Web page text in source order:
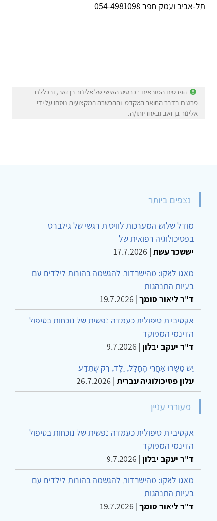
תל-אביב ועמק חפר 054-4981098
הפרטים המובאים בכרטיס האישי של אלינור בן זאב, ובכללם
פרטים בדבר התואר האקדמי וההכשרה המקצועית נוסחו על ידי
אלינור בן זאב ובאחריותו/ה.
נצפים ביותר
מודל שלוש המערכות לוויסות רגשי של גילברט
בפסיכולוגיה רפואית של
יששכר עשת |
17.7.2026
מאגו לאקו: מהישרדות להגשמה בהורות לילדים עם
בעיות התנהגות
ד"ר ליאור סומך |
19.7.2026
אקטיביות טיפולית כעמדה נפשית של נוכחות בטיפול
הדינמי הממוקד
ד"ר יעקב יבלון |
9.7.2026
יֵשׁ מַשֶּׁהוּ אַחֲרֵי הֶחָלָל, יֶלֶד, רַק שֶׁתֵּדַע
עלון פסיכולוגיה עברית |
26.7.2026
מעוררי עניין
אקטיביות טיפולית כעמדה נפשית של נוכחות בטיפול
הדינמי הממוקד
ד"ר יעקב יבלון |
9.7.2026
מאגו לאקו: מהישרדות להגשמה בהורות לילדים עם
בעיות התנהגות
ד"ר ליאור סומך |
19.7.2026